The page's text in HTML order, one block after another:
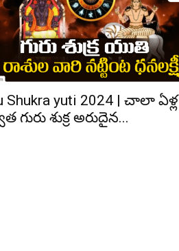
Shukra yuti 2024 | చాలా ఏళ్ల
గురు శుక్ర అరుదైన...